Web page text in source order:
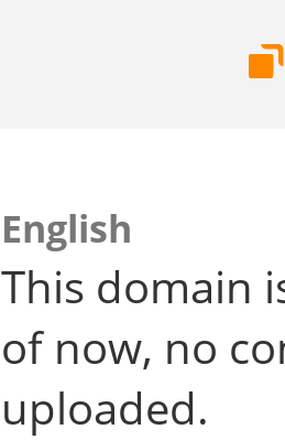
English
This domain
of now, no
uploaded.